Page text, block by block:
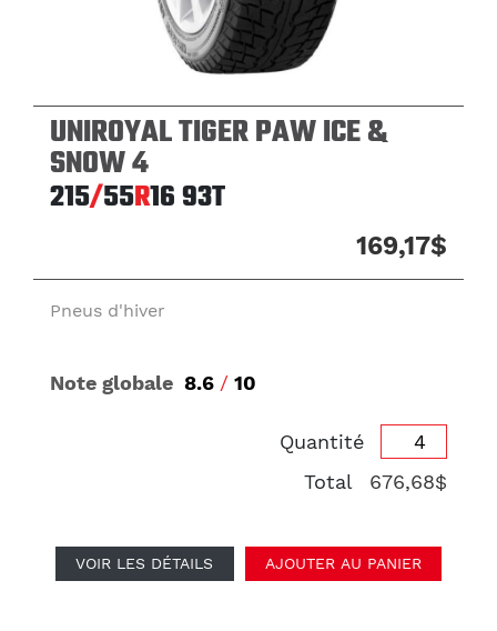
UNIROYAL TIGER PAW ICE &
SNOW 4
215/55R1693T
169,17$
Pneus d'hiver
Note globale 8.6 / 10
Quantité
Total
676,68$
VOIR LES DÉTAILS AJOUTER AU PANIER